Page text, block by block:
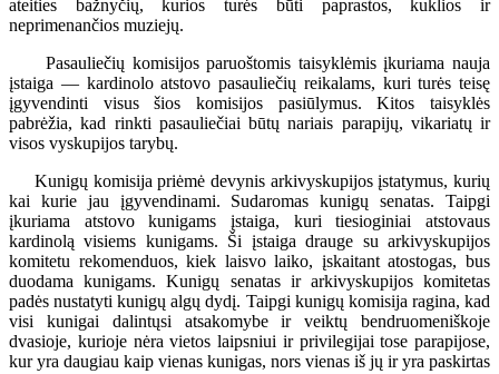
ateities bažnyčių, kurios turės būti paprastos, kuklios ir
neprimenančios muziejų.
Pasauliečių komisijos paruoštomis taisyklėmis įkuriama nauja
įstaiga — kardinolo atstovo pasauliečių reikalams, kuri turės teisę
įgyvendinti visus šios komisijos pasiūlymus. Kitos taisyklės
pabrėžia, kad rinkti pasauliečiai būtų nariais parapijų, vikariatų ir
visos vyskupijos tarybų.
Kunigų komisija priėmė devynis arkivyskupijos įstatymus, kurių
kai kurie jau įgyvendinami. Sudaromas kunigų senatas. Taipgi
įkuriama atstovo kunigams įstaiga, kuri tiesioginiai atstovaus
kardinolą visiems kunigams. Ši įstaiga drauge su arkivyskupijos
komitetu rekomenduos, kiek laisvo laiko, įskaitant atostogas, bus
duodama kunigams. Kunigų senatas ir arkivyskupijos komitetas
padės nustatyti kunigų algų dydį. Taipgi kunigų komisija ragina, kad
visi kunigai dalintųsi atsakomybe ir veiktų bendruomeniškoje
dvasioje, kurioje nėra vietos laipsniui ir privilegijai tose parapijose,
kur yra daugiau kaip vienas kunigas, nors vienas iš jų ir yra paskirtas